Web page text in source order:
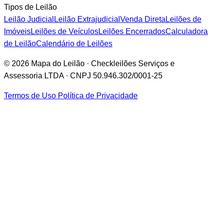
Tipos de Leilão
Leilão Judicial Leilão Extrajudicial Venda Direta Leilões de
ImóveisLeilões de VeículosLeilões EncerradosCalculadora
de LeilãoCalendário de Leilões
© 2026 Mapa do Leilão · Checkleilões Serviços e
Assessoria LTDA · CNPJ 50.946.302/0001-25
Termos de Uso Política de Privacidade